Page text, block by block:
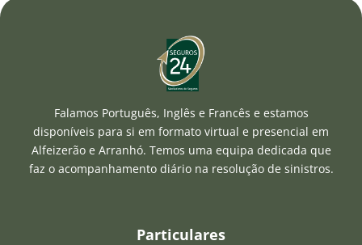
Falamos Português, Inglês e Francês e estamos
disponíveis para si em formato virtual e presencial em
Alfeizerão e Arranhó. Temos uma equipa dedicada que
faz o acompanhamento diário na resolução de sinistros.
Particulares